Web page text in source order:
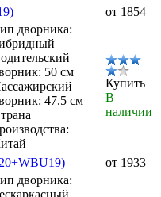
от 1854
дворника:
50 см
47.5 см
Купить
В
наличии
от 1933
дворника: